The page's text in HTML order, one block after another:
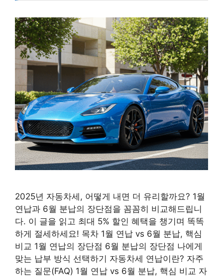
2025년 자동차세, 어떻게 내면 더 유리할까요? 1월
연납과 6월 분납의 장단점을 꼼꼼히 비교해드립니
다. 이 글을 읽고 최대 5% 할인 혜택을 챙기며 똑똑
하게 절세하세요! 목차 1월 연납 vs 6월 분납, 핵심
비교 1월 연납의 장단점 6월 분납의 장단점 나에게
맞는 납부 방식 선택하기 자동차세 연납이란? 자주
하는 질문(FAQ) 1월 연납 vs 6월 분납, 핵심 비교 자